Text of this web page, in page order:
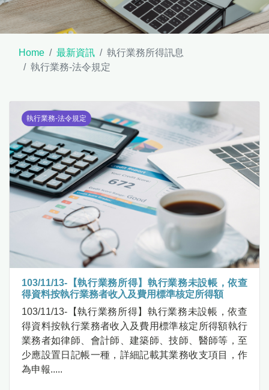
Home 最新資訊
執行業務所得訊息
執行業務-法令規定
執行業務-法令規定
103/11/13-【執行業務所得】執行業務未設帳，依查
得資料按執行業務者收入及費用標準核定所得額
103/11/13-【執行業務所得】執行業務未設帳，依查
得資料按執行業務者收入及費用標準核定所得額執行
業務者如律師、會計師、建築師、技師、醫師等，至
少應設置日記帳一種，詳細記載其業務收支項目，作
為申報.....